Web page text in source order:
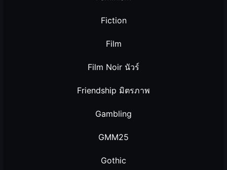
Fiction
Film
Film Noir นัวร์
Friendship มิตรภาพ
Gambling
GMM25
Gothic